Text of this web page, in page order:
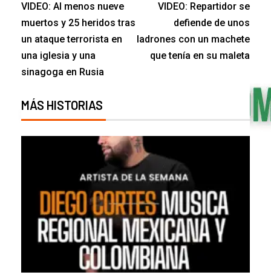
VIDEO: Al menos nueve
muertos y 25 heridos tras
un ataque terrorista en
una iglesia y una
sinagoga en Rusia
VIDEO: Repartidor se
defiende de unos
ladrones con un machete
que tenía en su maleta
MÁS HISTORIAS